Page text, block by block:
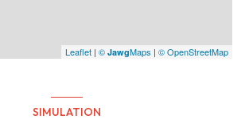
Leaflet | © JawgMaps | © OpenStreetMap
SIMULATION